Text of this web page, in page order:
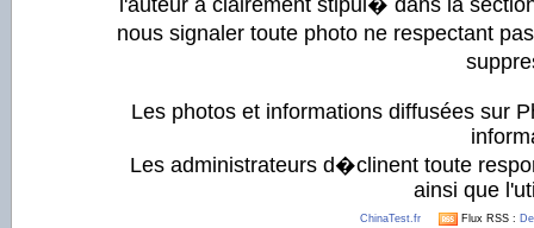
l'auteur a clairement stipul� dans la
nous signaler toute photo ne respectant
Les photos et informations diffusées sur
Les administrateurs d�clinent toute
ainsi que
ChinaTest.fr Flux RSS :